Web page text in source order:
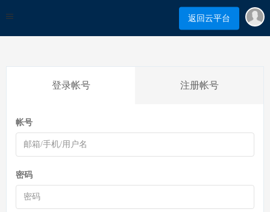
返回云平台
登录帐号 注册帐号
帐号
密码